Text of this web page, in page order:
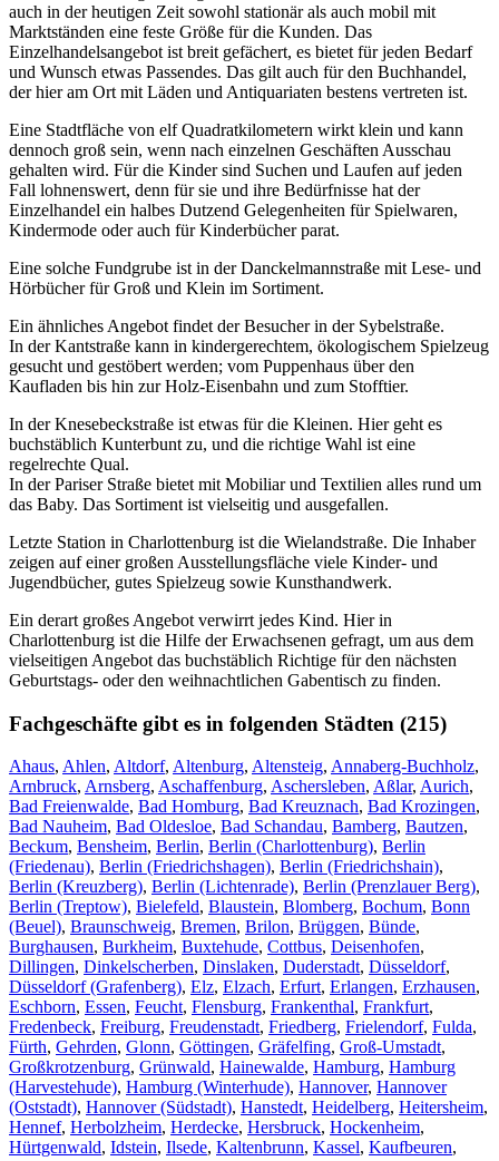
auch in der heutigen Zeit sowohl stationär als auch mobil mit
Marktständen eine feste Größe für die Kunden. Das
Einzelhandelsangebot ist breit gefächert, es bietet für jeden Bedarf
und Wunsch etwas Passendes. Das gilt auch für den Buchhandel,
der hier am Ort mit Läden und Antiquariaten bestens vertreten ist.
Eine Stadtfläche von elf Quadratkilometern wirkt klein und kann
dennoch groß sein, wenn nach einzelnen Geschäften Ausschau
gehalten wird. Für die Kinder sind Suchen und Laufen auf jeden
Fall lohnenswert, denn für sie und ihre Bedürfnisse hat der
Einzelhandel ein halbes Dutzend Gelegenheiten für Spielwaren,
Kindermode oder auch für Kinderbücher parat.
Eine solche Fundgrube ist in der Danckelmannstraße mit Lese- und
Hörbücher für Groß und Klein im Sortiment.
Ein ähnliches Angebot findet der Besucher in der Sybelstraße.
In der Kantstraße kann in kindergerechtem, ökologischem Spielzeug
gesucht und gestöbert werden; vom Puppenhaus über den
Kaufladen bis hin zur Holz-Eisenbahn und zum Stofftier.
In der Knesebeckstraße ist etwas für die Kleinen. Hier geht es
buchstäblich Kunterbunt zu, und die richtige Wahl ist eine
regelrechte Qual.
In der Pariser Straße bietet mit Mobiliar und Textilien alles rund um
das Baby. Das Sortiment ist vielseitig und ausgefallen.
Letzte Station in Charlottenburg ist die Wielandstraße. Die Inhaber
zeigen auf einer großen Ausstellungsfläche viele Kinder- und
Jugendbücher, gutes Spielzeug sowie Kunsthandwerk.
Ein derart großes Angebot verwirrt jedes Kind. Hier in
Charlottenburg ist die Hilfe der Erwachsenen gefragt, um aus dem
vielseitigen Angebot das buchstäblich Richtige für den nächsten
Geburtstags- oder den weihnachtlichen Gabentisch zu finden.
Fachgeschäfte gibt es in folgenden Städten (215)
Ahaus, Ahlen, Altdorf, Altenburg, Altensteig, Annaberg-Buchholz,
Arnbruck, Arnsberg, Aschaffenburg, Aschersleben, Aßlar, Aurich,
Bad Freienwalde, Bad Homburg, Bad Kreuznach, Bad Krozingen,
Bad Nauheim, Bad Oldesloe, Bad Schandau, Bamberg, Bautzen,
Beckum, Bensheim, Berlin, Berlin (Charlottenburg), Berlin
(Friedenau), Berlin (Friedrichshagen), Berlin (Friedrichshain),
Berlin (Kreuzberg), Berlin (Lichtenrade), Berlin (Prenzlauer Berg),
Berlin (Treptow), Bielefeld, Blaustein, Blomberg, Bochum, Bonn
(Beuel), Braunschweig, Bremen, Brilon, Brüggen, Bünde,
Burghausen, Burkheim, Buxtehude, Cottbus, Deisenhofen,
Dillingen, Dinkelscherben, Dinslaken, Duderstadt, Düsseldorf,
Düsseldorf (Grafenberg), Elz, Elzach, Erfurt, Erlangen, Erzhausen,
Eschborn, Essen, Feucht, Flensburg, Frankenthal, Frankfurt,
Fredenbeck, Freiburg, Freudenstadt, Friedberg, Frielendorf, Fulda,
Fürth, Gehrden, Glonn, Göttingen, Gräfelfing, Groß-Umstadt,
Großkrotzenburg, Grünwald, Hainewalde, Hamburg, Hamburg
(Harvestehude), Hamburg (Winterhude), Hannover, Hannover
(Oststadt), Hannover (Südstadt), Hanstedt, Heidelberg, Heitersheim,
Hennef, Herbolzheim, Herdecke, Hersbruck, Hockenheim,
Hürtgenwald, Idstein, Ilsede, Kaltenbrunn, Kassel, Kaufbeuren,